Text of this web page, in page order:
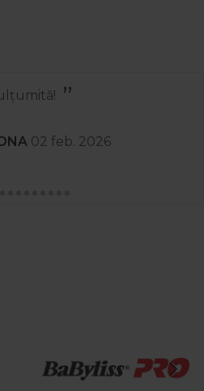
02 feb. 2026